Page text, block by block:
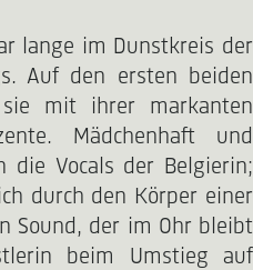
lange im Dunstkreis der
Auf den ersten beiden
mit ihrer markanten
Mädchenhaft und
die Vocals der Belgierin;
durch den Körper einer
Sound, der im Ohr bleibt
beim Umstieg auf